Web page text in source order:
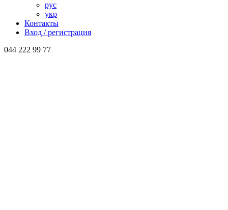
рус
укр
Контакты
Вход / регистрация
044 222 99 77